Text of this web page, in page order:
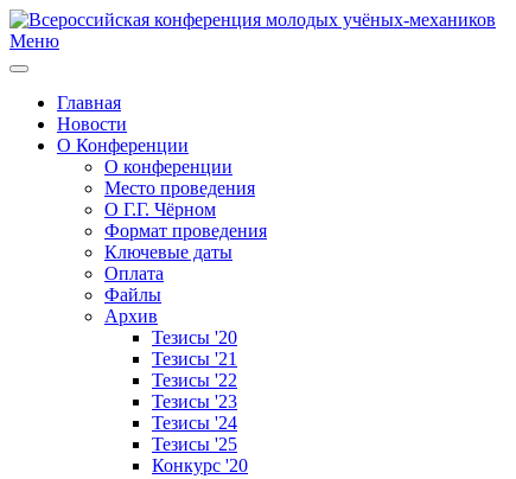
Меню
Главная
Новости
О Конференции
О конференции
Место проведения
О Г.Г. Чёрном
Формат проведения
Ключевые даты
Оплата
Файлы
Архив
Тезисы '20
Тезисы '21
Тезисы '22
Тезисы '23
Тезисы '24
Тезисы '25
Конкурс '20